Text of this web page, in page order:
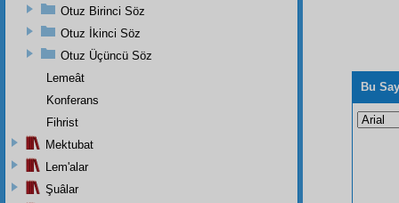
Bu
Otuz Birinci Söz
Otuz İkinci Söz
Otuz Üçüncü Söz
Lemeât
Konferans
Fihrist
Mektubat
Lem'alar
Şuâlar